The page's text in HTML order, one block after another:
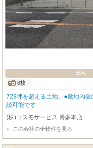
土地
8枚
729坪を超える土地。●敷地内
談可能です
(株)コスモサービス 博多本店
この会社の全物件を見る